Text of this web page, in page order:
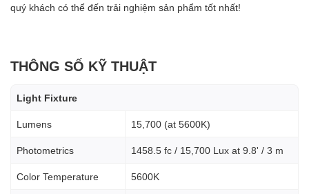
quý khách có thể đến trải nghiệm sản phẩm tốt nhất!
THÔNG SỐ KỸ THUẬT
Light Fixture
Lumens 15,700 (at 5600K)
Photometrics 1458.5 fc / 15,700 Lux at 9.8' / 3 m
Color Temperature 5600K